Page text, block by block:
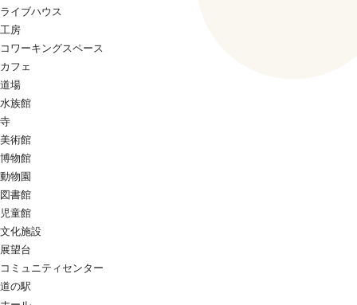
ライブハウス
工房
コワーキングスペース
カフェ
道場
水族館
寺
美術館
博物館
動物園
図書館
児童館
文化施設
展望台
コミュニティセンター
道の駅